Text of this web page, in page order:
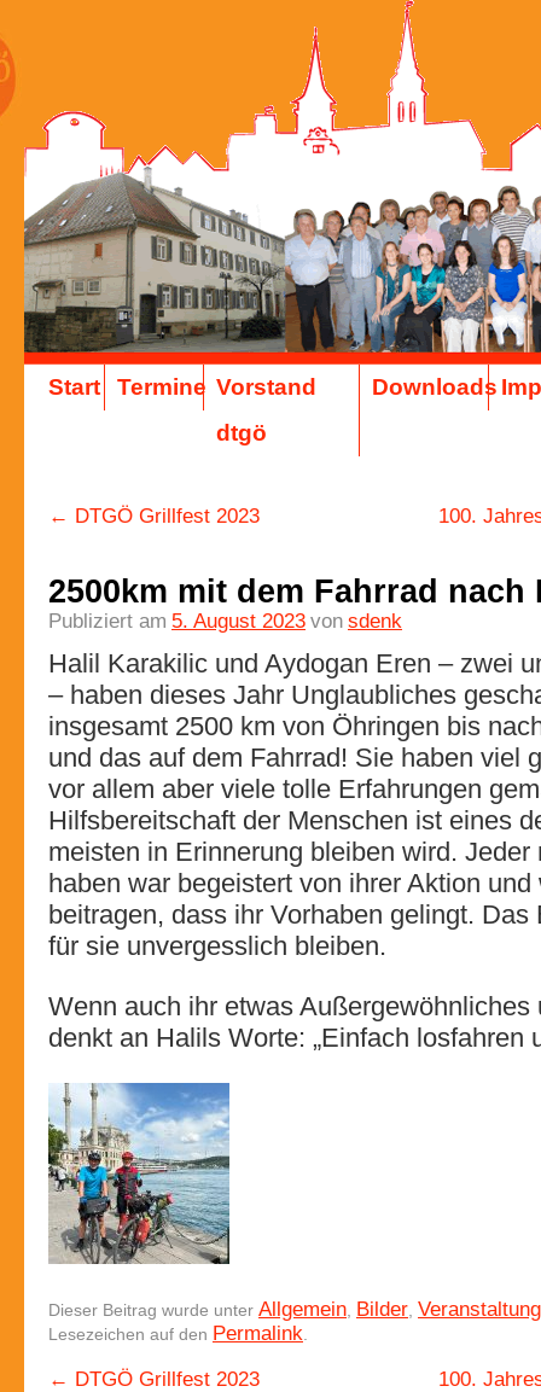
Start Termine Vorstand
dtgö
Downloads
← DTGÖ Grillfest 2023 100.
2500km mit dem Fahrrad nach
Publiziert am 5. August 2023 von sdenk
Halil Karakilic und Aydogan Eren – zwei
– haben dieses Jahr Unglaubliches
insgesamt 2500 km von Öhringen bis
und das auf dem Fahrrad! Sie haben viel
vor allem aber viele tolle Erfahrungen
Hilfsbereitschaft der Menschen ist eines
meisten in Erinnerung bleiben wird.
haben war begeistert von ihrer Aktion
beitragen, dass ihr Vorhaben gelingt.
für sie unvergesslich bleiben.
Wenn auch ihr etwas
denkt an Halils Worte: „Einfach losfahren
Dieser Beitrag wurde unter Allgemein Bilder
Lesezeichen auf den Permalink
← DTGÖ Grillfest 2023 100.